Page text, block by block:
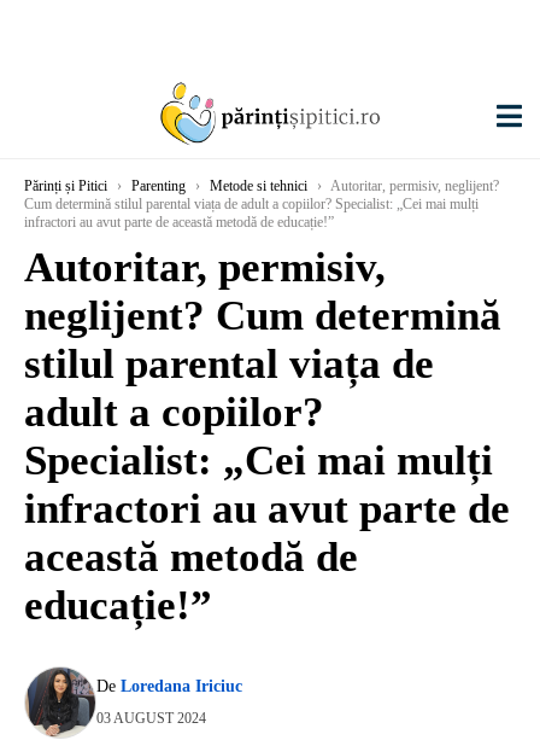
Părinți și Pitici › Parenting › Metode si tehnici › Autoritar, permisiv, neglijent?
Cum determină stilul parental viața de adult a copiilor? Specialist: „Cei mai mulți
infractori au avut parte de această metodă de educație!”
Autoritar, permisiv,
neglijent? Cum determină
stilul parental viața de
adult a copiilor?
Specialist: „Cei mai mulți
infractori au avut parte de
această metodă de
educație!”
De Loredana Iriciuc
03 AUGUST 2024